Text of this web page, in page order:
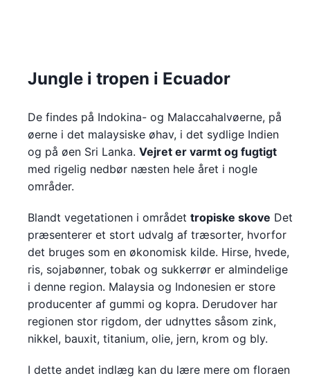
Jungle i tropen i Ecuador
De findes på Indokina- og Malaccahalvøerne, på
øerne i det malaysiske øhav, i det sydlige Indien
og på øen Sri Lanka. Vejret er varmt og fugtigt
med rigelig nedbør næsten hele året i nogle
områder.
Blandt vegetationen i området tropiske skove Det
præsenterer et stort udvalg af træsorter, hvorfor
det bruges som en økonomisk kilde. Hirse, hvede,
ris, sojabønner, tobak og sukkerrør er almindelige
i denne region. Malaysia og Indonesien er store
producenter af gummi og kopra. Derudover har
regionen stor rigdom, der udnyttes såsom zink,
nikkel, bauxit, titanium, olie, jern, krom og bly.
I dette andet indlæg kan du lære mere om floraen